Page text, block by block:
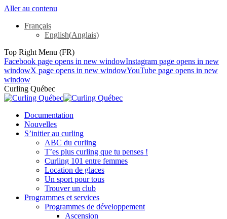
Aller au contenu
Français
English(Anglais)
Top Right Menu (FR)
Facebook page opens in new windowInstagram page opens in new
windowX page opens in new windowYouTube page opens in new
window
Curling Québec
Documentation
Nouvelles
S’initier au curling
ABC du curling
T’es plus curling que tu penses !
Curling 101 entre femmes
Location de glaces
Un sport pour tous
Trouver un club
Programmes et services
Programmes de développement
Ascension